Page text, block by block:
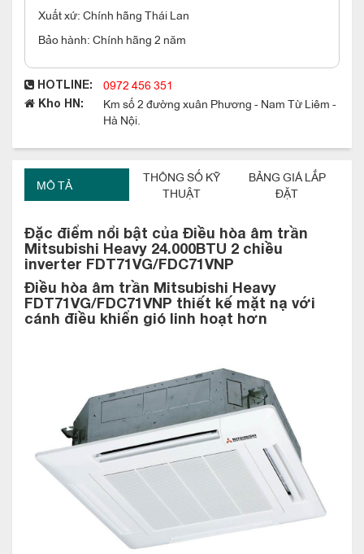
Xuất xứ: Chính hãng Thái Lan
Bảo hành: Chính hãng 2 năm
HOTLINE: 0972 456 351
Kho HN:
Km số 2 đường xuân Phương - Nam Từ Liêm -
Hà Nội.
MÔ TẢ
THÔNG SỐ KỸ
THUẬT
BẢNG GIÁ LẮP
ĐẶT
Đặc điểm nổi bật của Điều hòa âm trần
Mitsubishi Heavy 24.000BTU 2 chiều
inverter FDT71VG/FDC71VNP
Điều hòa âm trần Mitsubishi Heavy
FDT71VG/FDC71VNP thiết kế mặt nạ với
cánh điều khiển gió linh hoạt hơn